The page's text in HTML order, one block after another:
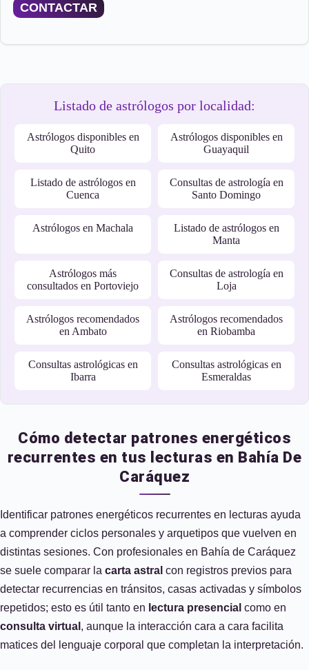
CONTACTAR
Listado de astrólogos por localidad:
Astrólogos disponibles en
Quito
Astrólogos disponibles en
Guayaquil
Listado de astrólogos en
Cuenca
Consultas de astrología en
Santo Domingo
Astrólogos en Machala
Listado de astrólogos en
Manta
Astrólogos más
consultados en Portoviejo
Consultas de astrología en
Loja
Astrólogos recomendados
en Ambato
Astrólogos recomendados
en Riobamba
Consultas astrológicas en
Ibarra
Consultas astrológicas en
Esmeraldas
Cómo detectar patrones energéticos
recurrentes en tus lecturas en Bahía De
Caráquez
Identificar patrones energéticos recurrentes en lecturas ayuda
a comprender ciclos personales y arquetipos que vuelven en
distintas sesiones. Con profesionales en Bahía de Caráquez
se suele comparar la carta astral con registros previos para
detectar recurrencias en tránsitos, casas activadas y símbolos
repetidos; esto es útil tanto en lectura presencial como en
consulta virtual , aunque la interacción cara a cara facilita
matices del lenguaje corporal que completan la interpretación.